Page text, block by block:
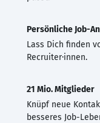
Persönliche Job-
Lass Dich finden
Recruiter·innen.
21 Mio. Mitglieder
Knüpf neue
besseres Job-